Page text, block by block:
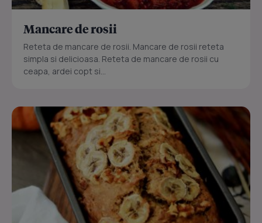
Mancare de rosii
Reteta de mancare de rosii. Mancare de rosii reteta
simpla si delicioasa. Reteta de mancare de rosii cu
ceapa, ardei copt si...